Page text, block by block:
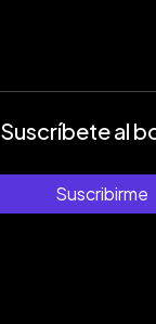
Suscríbete al
Suscribirme